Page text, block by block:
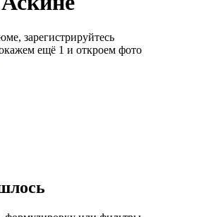
зарегистрируйтесь
ещё 1 и откроем фото